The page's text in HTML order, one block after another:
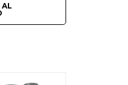
AL